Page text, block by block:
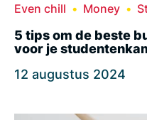
Even chill Money
5 tips om de beste
voor je
12 augustus 2024